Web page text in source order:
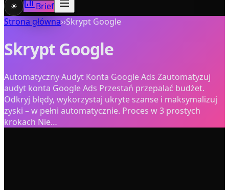
☀
Brief
Strona główna››Skrypt Google
Skrypt Google
Automatyczny Audyt Konta Google Ads Zautomatyzuj
audyt konta Google Ads Przestań przepalać budżet.
Odkryj błędy, wykorzystaj ukryte szanse i maksymalizuj
zyski – w pełni automatycznie. Proces w 3 prostych
krokach Nie…